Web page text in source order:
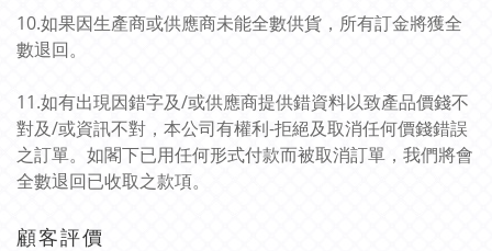
10.如果因生產商或供應商未能全數供貨，所有訂金將獲全
數退回。
11.如有出現因錯字及/或供應商提供錯資料以致產品價錢不
對及/或資訊不對，本公司有權利-拒絕及取消任何價錢錯誤
之訂單。如閣下已用任何形式付款而被取消訂單，我們將會
全數退回已收取之款項。
顧客評價